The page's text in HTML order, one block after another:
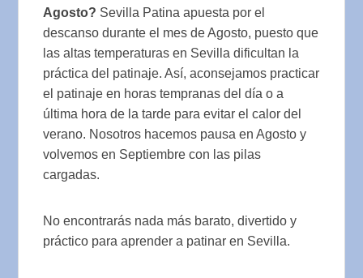
Agosto? Sevilla Patina apuesta por el
descanso durante el mes de Agosto, puesto que
las altas temperaturas en Sevilla dificultan la
práctica del patinaje. Así, aconsejamos practicar
el patinaje en horas tempranas del día o a
última hora de la tarde para evitar el calor del
verano. Nosotros hacemos pausa en Agosto y
volvemos en Septiembre con las pilas
cargadas.
No encontrarás nada más barato, divertido y
práctico para aprender a patinar en Sevilla.